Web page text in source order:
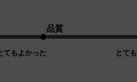
てもよかった
品質
とて